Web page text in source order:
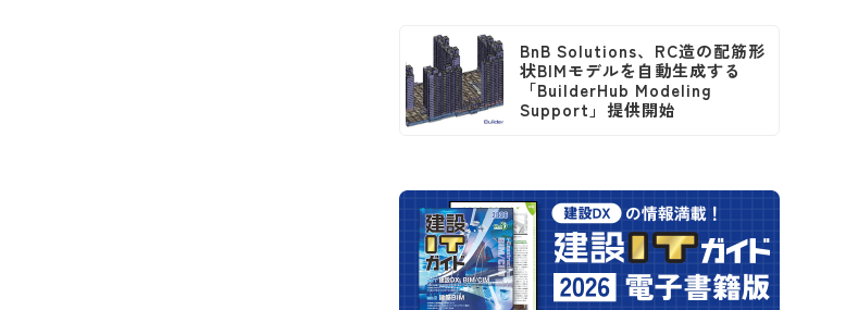
BnB Solutions、RC造の配筋形
状BIMモデルを自動生成する
「BuilderHub Modeling
Support」提供開始